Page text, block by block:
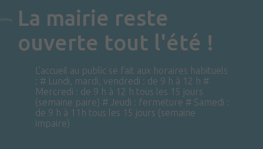
La mairie reste
ouverte tout l'été !
L'accueil au public se fait aux horaires habituels
: # Lundi, mardi, vendredi : de 9 h à 12 h #
Mercredi : de 9 h à 12 h tous les 15 jours
(semaine paire) # Jeudi : fermeture # Samedi :
de 9 h à 11h tous les 15 jours (semaine
impaire)